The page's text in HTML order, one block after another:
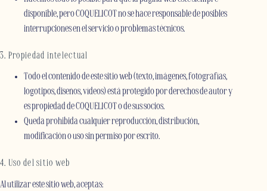
disponible, pero COQUELICOT no se hace responsable de posibles
interrupciones en el servicio o problemas técnicos.
3. Propiedad intelectual
Todo el contenido de este sitio web (texto, imágenes, fotografías,
logotipos, diseños, vídeos) está protegido por derechos de autor y
es propiedad de COQUELICOT o de sus socios.
Queda prohibida cualquier reproducción, distribución,
modificación o uso sin permiso por escrito.
4. Uso del sitio web
Al utilizar este sitio web, aceptas: